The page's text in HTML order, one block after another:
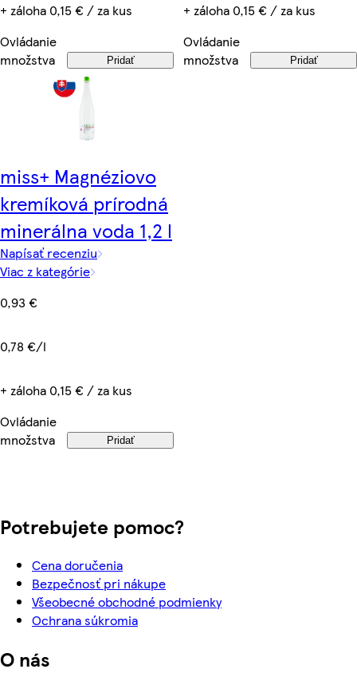
+ záloha 0,15 € / za kus
Ovládanie
množstva
Pridať
+ záloha 0,15 € / za kus
Ovládanie
množstva
Pridať
miss+ Magnéziovo
kremíková prírodná
minerálna voda 1,2 l
Napísať recenziu
Viac z kategórie
0,93 €
0,78 €/l
+ záloha 0,15 € / za kus
Ovládanie
množstva
Pridať
Potrebujete pomoc?
Cena doručenia
Bezpečnosť pri nákupe
Všeobecné obchodné podmienky
Ochrana súkromia
O nás